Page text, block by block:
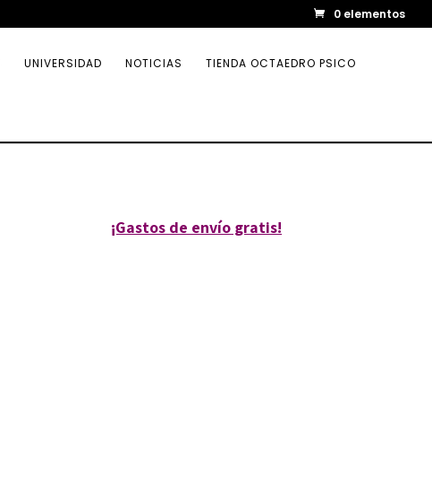
0 elementos
UNIVERSIDAD NOTICIAS TIENDA OCTAEDRO PSICO
¡Gastos de envío gratis!